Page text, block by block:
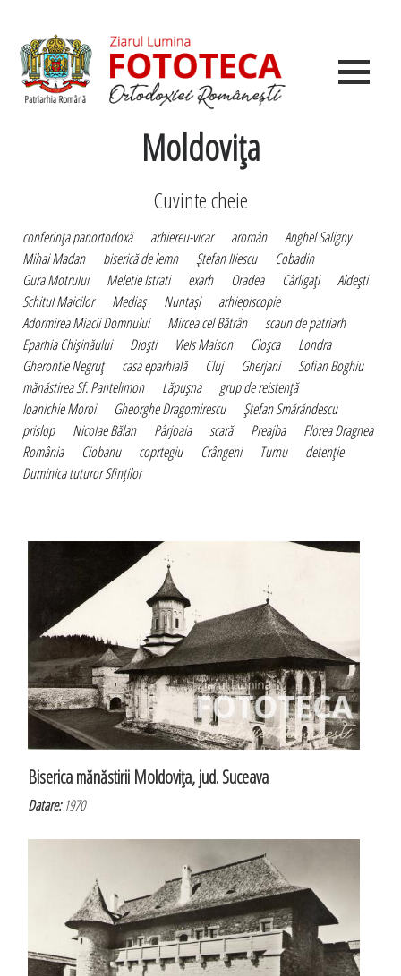
Moldoviţa
Cuvinte cheie
conferinţa panortodoxă arhiereu-vicar aromân
Anghel Saligny
Mihai Madan
biserică de lemn Ştefan Iliescu
Cobadin
Gura Motrului
Meletie Istrati exarh Oradea Cârligaţi
Aldeşti
Schitul Maicilor
Mediaş Nuntaşi
arhiepiscopie
Adormirea Miacii Domnului
Mircea cel Bătrân
scaun de patriarh
Eparhia Chişinăului
Dioşti Viels Maison Cloşca
Londra
Gherontie Negruţ
casa eparhială Cluj Gherjani
Sofian Boghiu
mănăstirea Sf. Pantelimon
Lăpuşna
grup de reistenţă
Ioanichie Moroi
Gheorghe Dragomirescu
Ştefan Smărăndescu
prislop
Nicolae Bălan Pârjoaia scară Preajba
Florea Dragnea
România
Ciobanu coprtegiu Crângeni Turnu
detenţie
Duminica tuturor Sfinţilor
Biserica mănăstirii Moldoviţa, jud. Suceava
Datare:1970